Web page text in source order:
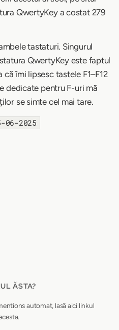
QwertyKey a costat 279
tastaturi. Singurul
QwertyKey este faptul
îmi lipsesc tastele F1–F12
dedicate pentru F-uri mă
se simte cel mai tare.
2025
ĂSTA?
automat, lasă aici linkul